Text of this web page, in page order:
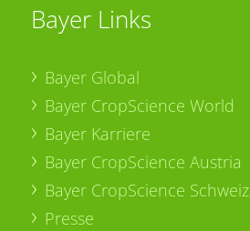
Bayer Links
Bayer Global
Bayer CropScience World
Bayer Karriere
Bayer CropScience Austria
Bayer CropScience Schweiz
Presse